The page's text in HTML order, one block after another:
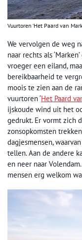
Vuurtoren ‘Het Paard van
We vervolgen de weg
naar rechts als
vroeger een eiland,
bereikbaarheid te
moois te zien aan de
vuurtoren ‘Het Paard
ijskoude wind uit het
gedrukt. Er vormt zich
zonsopkomsten
dagjesmensen,
tellen. Aan de andere
en neer naar
mensen erg welkom